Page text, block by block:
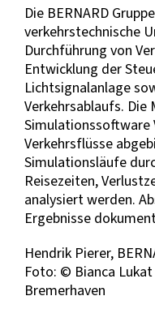
Die BERNARD
verkehrstechnische
Durchführung von
Entwicklung der
Lichtsignalanlage
Verkehrsablaufs.
Simulationssoftware
Verkehrsflüsse
Simulationsläufe
Reisezeiten,
analysiert werden.
Ergebnisse
Hendrik Pierer,
Foto: © Bianca
Bremerhaven